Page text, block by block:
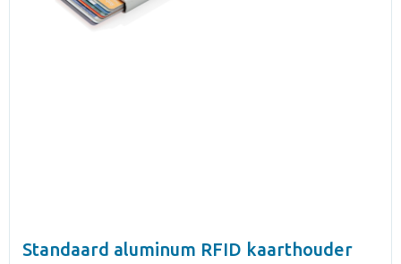
Standaard aluminum RFID kaarthouder